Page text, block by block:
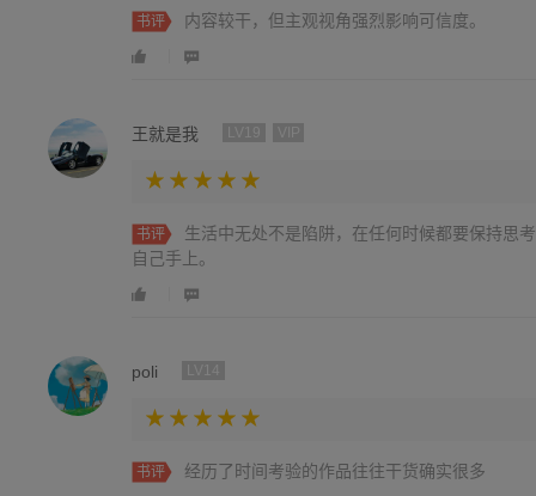
书评 内容较干，但主观视角强烈影响可信度。
王就是我
书评
生活中无处不是陷阱，在任何时候都要保持思
自己手上。
poli
书评 经历了时间考验的作品往往干货确实很多